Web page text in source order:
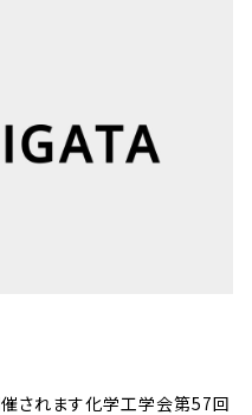
されます化学工学会第57回